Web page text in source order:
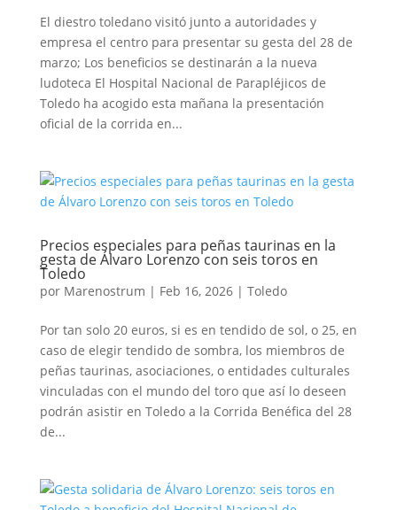
El diestro toledano visitó junto a autoridades y
empresa el centro para presentar su gesta del 28 de
marzo; Los beneficios se destinarán a la nueva
ludoteca El Hospital Nacional de Parapléjicos de
Toledo ha acogido esta mañana la presentación
oficial de la corrida en...
Precios especiales para peñas taurinas en la
gesta de Álvaro Lorenzo con seis toros en
Toledo
por Marenostrum | Feb 16, 2026| Toledo
Por tan solo 20 euros, si es en tendido de sol, o 25, en
caso de elegir tendido de sombra, los miembros de
peñas taurinas, asociaciones, o entidades culturales
vinculadas con el mundo del toro que así lo deseen
podrán asistir en Toledo a la Corrida Benéfica del 28
de...